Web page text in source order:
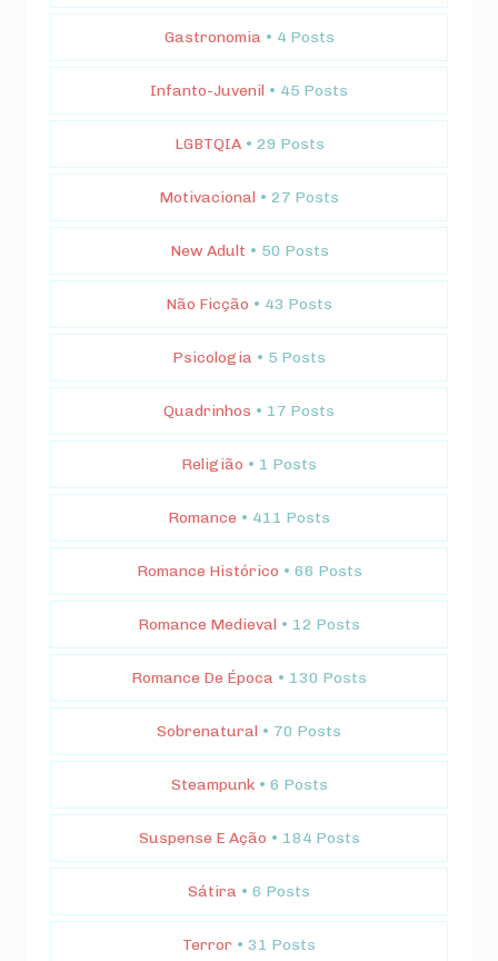
Gastronomia • 4 Posts
Infanto-Juvenil • 45 Posts
LGBTQIA • 29 Posts
Motivacional • 27 Posts
New Adult • 50 Posts
Não Ficção • 43 Posts
Psicologia • 5 Posts
Quadrinhos • 17 Posts
Religião • 1 Posts
Romance • 411 Posts
Romance Histórico • 66 Posts
Romance Medieval • 12 Posts
Romance De Época • 130 Posts
Sobrenatural • 70 Posts
Steampunk • 6 Posts
Suspense E Ação • 184 Posts
Sátira • 6 Posts
Terror • 31 Posts